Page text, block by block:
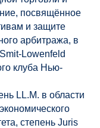
посвящённое
и защите
арбитража, в
Lowenfeld
клуба Нью-
LL.M. в области
степень Juris